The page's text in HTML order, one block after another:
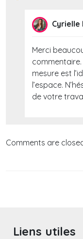
Merci
mesure est
l’espace.
de votre
Comments are
Liens utiles